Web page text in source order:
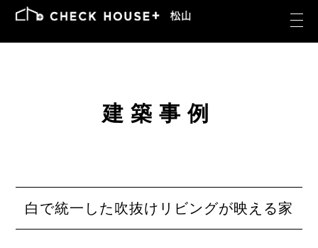
建築事例
白で統一した吹抜けリビングが映える家